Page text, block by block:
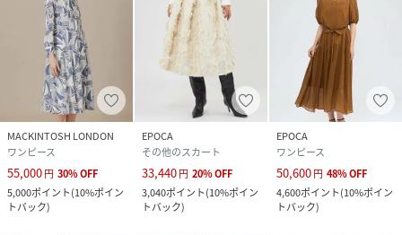
MACKINTOSH LONDON
ワンピース
55,000円 30%OFF
5,000ポイント(10%ポイン
トバック)
EPOCA
その他のスカート
33,440円 20%OFF
3,040ポイント(10%ポイン
トバック)
EPOCA
ワンピース
50,600円 48%OFF
4,600ポイント(10%ポイン
トバック)